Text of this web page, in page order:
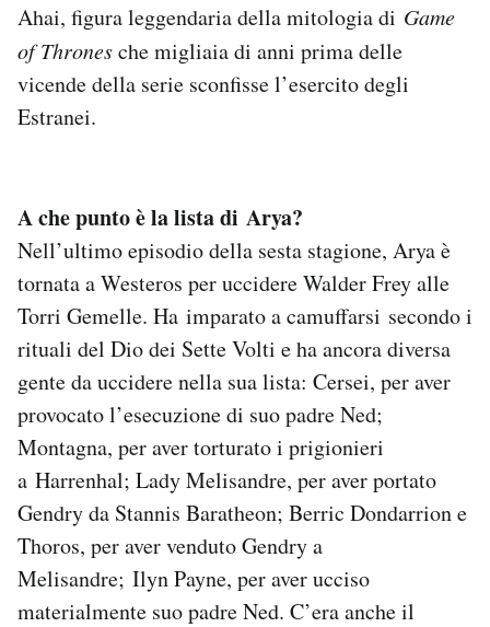
Ahai, figura leggendaria della mitologia di Game
of Thronesche migliaia di anni prima delle
vicende della serie sconfisse l’esercito degli
Estranei.
A che punto è la lista di Arya?
Nell’ultimo episodio della sesta stagione, Arya è
tornata a Westeros per uccidere Walder Frey alle
Torri Gemelle. Ha imparato a camuffarsi secondo i
rituali del Dio dei Sette Volti e ha ancora diversa
gente da uccidere nella sua lista: Cersei, per aver
provocato l’esecuzione di suo padre Ned;
Montagna, per aver torturato i prigionieri
a Harrenhal; Lady Melisandre, per aver portato
Gendry da Stannis Baratheon; Berric Dondarrion e
Thoros, per aver venduto Gendry a
Melisandre; Ilyn Payne, per aver ucciso
materialmente suo padre Ned. C’era anche il